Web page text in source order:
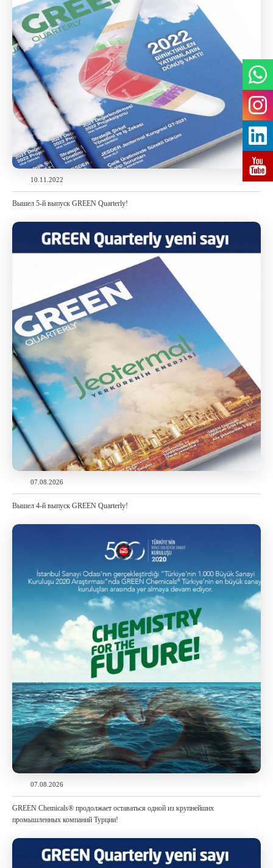
10.11.2022
Вышел 5-й выпуск GREEN Quarterly!
07.08.2026
Вышел 4-й выпуск GREEN Quarterly!
07.08.2026
GREEN Chemicals® продолжает оставаться одной из крупнейших
промышленных компаний Турции!